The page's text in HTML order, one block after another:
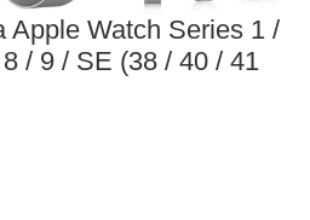
Apple Watch Series 1 /
/ 9 / SE (38 / 40 / 41